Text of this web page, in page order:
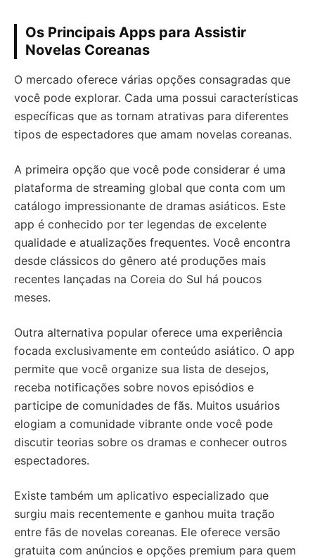
Os Principais Apps para Assistir
Novelas Coreanas
O mercado oferece várias opções consagradas que
você pode explorar. Cada uma possui características
específicas que as tornam atrativas para diferentes
tipos de espectadores que amam novelas coreanas.
A primeira opção que você pode considerar é uma
plataforma de streaming global que conta com um
catálogo impressionante de dramas asiáticos. Este
app é conhecido por ter legendas de excelente
qualidade e atualizações frequentes. Você encontra
desde clássicos do gênero até produções mais
recentes lançadas na Coreia do Sul há poucos
meses.
Outra alternativa popular oferece uma experiência
focada exclusivamente em conteúdo asiático. O app
permite que você organize sua lista de desejos,
receba notificações sobre novos episódios e
participe de comunidades de fãs. Muitos usuários
elogiam a comunidade vibrante onde você pode
discutir teorias sobre os dramas e conhecer outros
espectadores.
Existe também um aplicativo especializado que
surgiu mais recentemente e ganhou muita tração
entre fãs de novelas coreanas. Ele oferece versão
gratuita com anúncios e opções premium para quem